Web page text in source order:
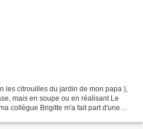
les citrouilles du jardin de mon papa ),
mais en soupe ou en réalisant Le
collègue Brigitte m'a fait part d'une